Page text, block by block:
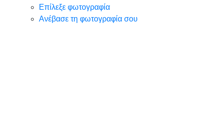
Επίλεξε φωτογραφία
Ανέβασε τη φωτογραφία σου